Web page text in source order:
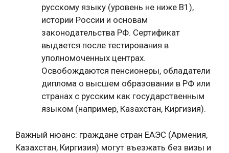
русскому языку (уровень не ниже B1),
истории России и основам
законодательства РФ. Сертификат
выдается после тестирования в
уполномоченных центрах.
Освобождаются пенсионеры, обладатели
диплома о высшем образовании в РФ или
странах с русским как государственным
языком (например, Казахстан, Киргизия).
Важный нюанс: граждане стран ЕАЭС (Армения,
Казахстан, Киргизия) могут въезжать без визы и